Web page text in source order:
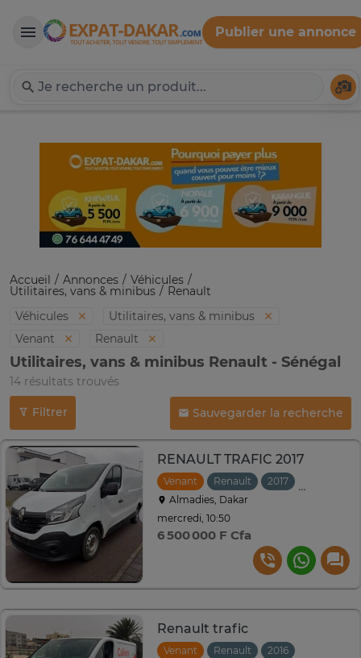
Expat-Dakar
Publier une annonce
Accueil Annonces Véhicules
Utilitaires, vans & minibus
Renault
Véhicules
Utilitaires, vans & minibus
Venant
Renault
Utilitaires, vans & minibus Renault - Sénégal
14 résultats trouvés
Filtrer Sauvegarder la recherche
RENAULT TRAFIC 2017
Venant Renault 2017
Almadies, Dakar
mercredi, 10:50
6 500 000 F Cfa
Renault trafic
Venant Renault 2016